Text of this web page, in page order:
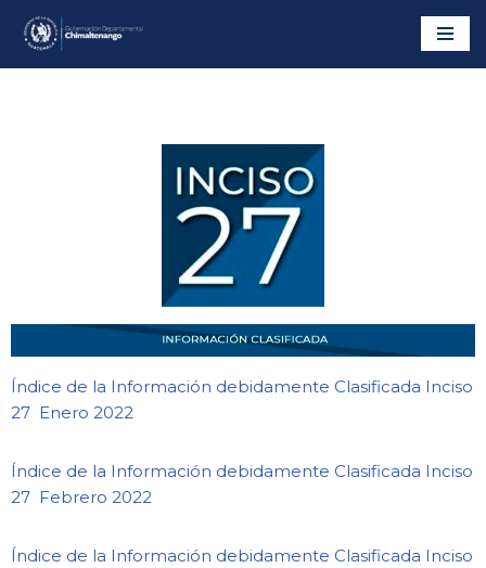
Saltar
Índice de la Información debidamente Clasificada Inciso
27 Enero 2022
Índice de la Información debidamente Clasificada Inciso
27 Febrero 2022
Índice de la Información debidamente Clasificada Inciso